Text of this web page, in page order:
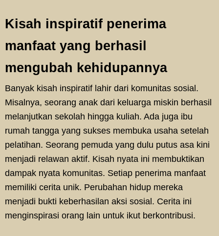
Kisah inspiratif penerima
manfaat yang berhasil
mengubah kehidupannya
Banyak kisah inspiratif lahir dari komunitas sosial.
Misalnya, seorang anak dari keluarga miskin berhasil
melanjutkan sekolah hingga kuliah. Ada juga ibu
rumah tangga yang sukses membuka usaha setelah
pelatihan. Seorang pemuda yang dulu putus asa kini
menjadi relawan aktif. Kisah nyata ini membuktikan
dampak nyata komunitas. Setiap penerima manfaat
memiliki cerita unik. Perubahan hidup mereka
menjadi bukti keberhasilan aksi sosial. Cerita ini
menginspirasi orang lain untuk ikut berkontribusi.